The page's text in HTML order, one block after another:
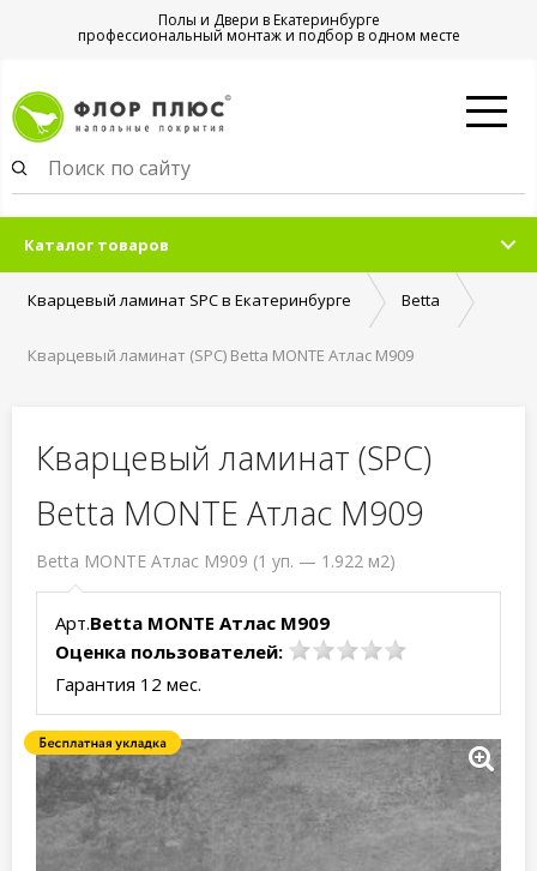
Полы и Двери в Екатеринбурге
профессиональный монтаж и подбор в одном месте
Каталог товаров
Кварцевый ламинат SPC в Екатеринбурге Betta
Кварцевый ламинат (SPC) Betta MONTE Атлас M909
Кварцевый ламинат (SPC)
Betta MONTE Атлас M909
Betta MONTE Атлас M909 (1 уп. — 1.922 м2)
Арт.Betta MONTE Атлас M909
Оценка пользователей:
Гарантия 12 мес.